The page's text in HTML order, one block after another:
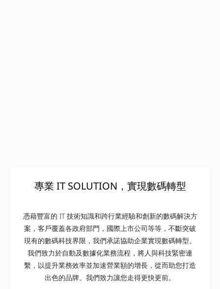
專業 IT SOLUTION，實現數碼轉型
憑藉豐富的 IT 技術知識和跨行業經驗和創新的數碼解決方
案，客戶覆蓋各政府部門，國際上市公司等等，不斷突破
現有的數碼科技界限，我們承諾協助企業實現數碼轉型。
我們致力於自動及數據化業務流程，將人與科技緊密連
繫，以提升業務效率並加速營業額的增長，從而助您打造
出色的品牌。我們致力讓您走得更快更前。